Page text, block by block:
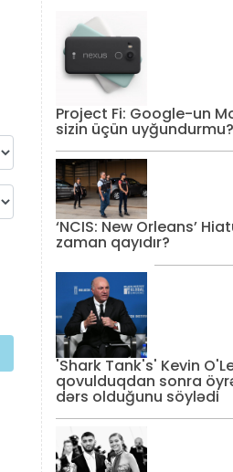
Project Fi: Google-un
sizin üçün uyğundurmu?
‘NCIS: New Orleans’
zaman qayıdır?
'Shark Tank's' Kevin
qovulduqdan sonra
dərs olduğunu söylədi